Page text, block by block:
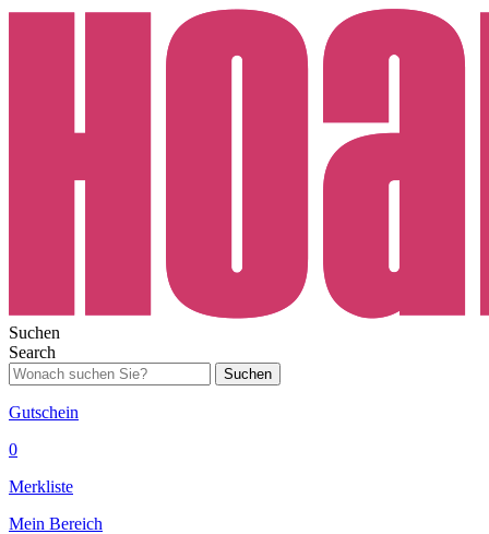
Suchen
Search
Suchen
Gutschein
0
Merkliste
Mein Bereich